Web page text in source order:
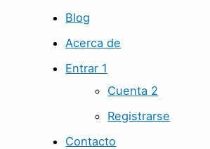
Blog
Acerca de
Entrar 1
Cuenta 2
Registrarse
Contacto